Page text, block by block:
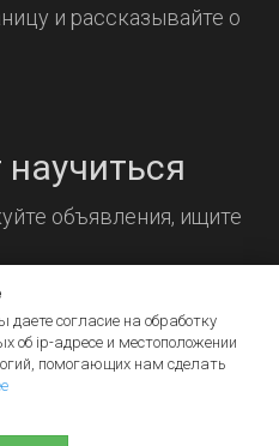
и рассказывайте о
объявления, ищите
согласие на обработку
об ip-адресе и местоположении
помогающих нам сделать